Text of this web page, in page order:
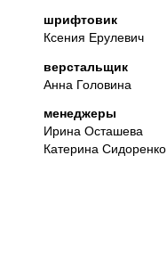
шрифтовик
Ксения Ерулевич
верстальщик
Анна Головина
менеджеры
Ирина Осташева
Катерина Сидоренко